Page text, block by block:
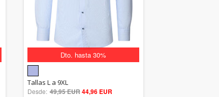
Dto. hasta 30%
5.00
out of 5
Tallas L a 9XL
Desde: 49,95 EUR44,96 EUR